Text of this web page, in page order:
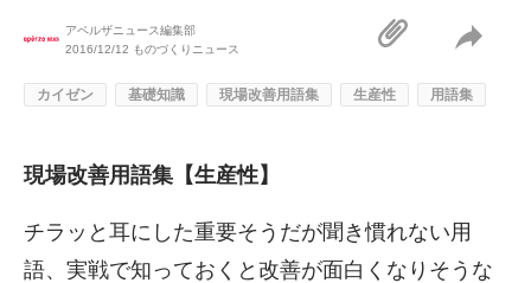
アペルザニュース編集部
2016/12/12 ものづくりニュース
カイゼン 基礎知識 現場改善用語集 生産性 用語集
現場改善用語集【生産性】
チラッと耳にした重要そうだが聞き慣れない用
語、実戦で知っておくと改善が面白くなりそうな